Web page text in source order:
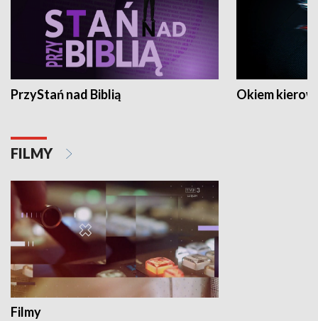
PrzyStań nad Biblią Okiem
FILMY
Filmy